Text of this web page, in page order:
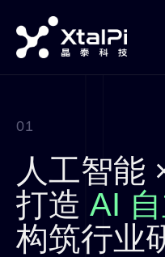
01
人工智能
打造 AI
构筑行业